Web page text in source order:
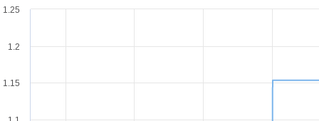
1.15
1.2
1.25